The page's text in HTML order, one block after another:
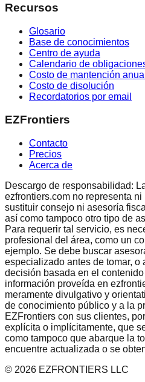
Recursos
Glosario
Base de conocimientos
Centro de ayuda
Calendario de
Costo de mantención anual
Costo de disolución
Recordatorios por email
EZFrontiers
Contacto
Precios
Acerca de
Descargo de responsabilidad:
ezfrontiers.com no representa
sustituir consejo ni asesoría
así como tampoco otro tipo de
Para requerir tal servicio, es
profesional del área, como un
ejemplo. Se debe buscar
especializado antes de tomar, o
decisión basada en el
información proveída en
meramente divulgativo y
de conocimiento público y a la
EZFrontiers con sus clientes,
explícita o implícitamente, que
como tampoco que abarque la
encuentre actualizada o se
© 2026 EZFRONTIERS LLC